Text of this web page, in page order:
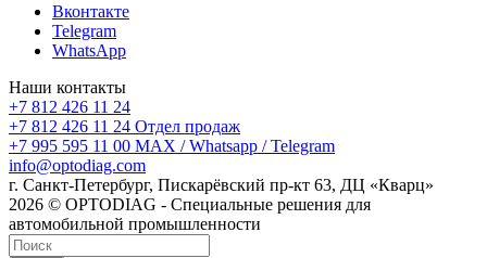
Вконтакте
Telegram
WhatsApp
Наши контакты
+7 812 426 11 24
+7 812 426 11 24 Отдел продаж
+7 995 595 11 00 MAX / Whatsapp / Telegram
info@optodiag.com
г. Санкт-Петербург, Пискарёвский пр-кт 63, ДЦ «Кварц»
2026 © OPTODIAG - Специальные решения для
автомобильной промышленности